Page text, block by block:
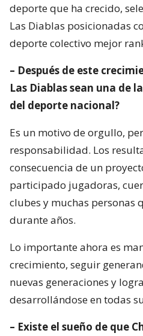
deporte que ha crecido,
Las Diablas posicionadas
deporte colectivo mejor
– Después de este
Las Diablas sean una de
del deporte nacional?
Es un motivo de orgullo,
responsabilidad. Los
consecuencia de un
participado jugadoras,
clubes y muchas personas
durante años.
Lo importante ahora es
crecimiento, seguir
nuevas generaciones y
desarrollándose en todas
– Existe el sueño de que